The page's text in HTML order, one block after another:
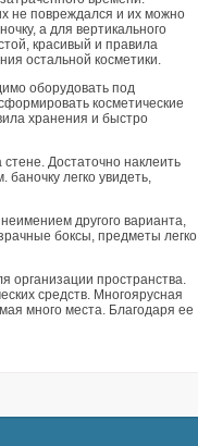
не повреждался и их можно
а для вертикального
красивый и правила
остальной косметики.
оборудовать под
косметические
хранения и быстро
Достаточно наклеить
легко увидеть,
другого варианта,
боксы, предметы легко
организации пространства.
средств. Многоярусная
много места. Благодаря ее